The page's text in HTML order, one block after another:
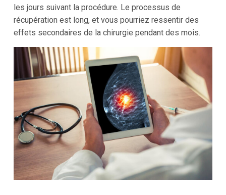
les jours suivant la procédure. Le processus de
récupération est long, et vous pourriez ressentir des
effets secondaires de la chirurgie pendant des mois.